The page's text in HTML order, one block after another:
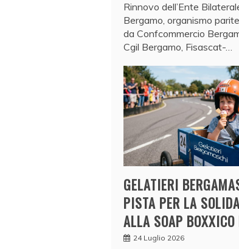
Rinnovo dell’Ente
Bergamo, organismo
da Confcommercio
Cgil Bergamo, Fisascat-…
GELATIERI
PISTA PER LA
ALLA SOAP BOXXICO
24 Luglio 2026